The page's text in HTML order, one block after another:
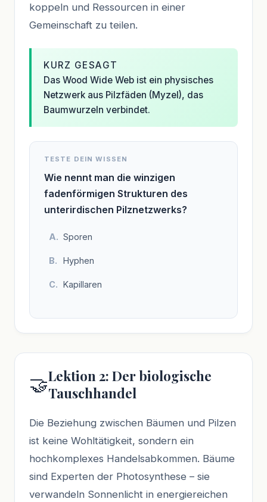
koppeln und Ressourcen in einer
Gemeinschaft zu teilen.
KURZ GESAGT
Das Wood Wide Web ist ein physisches
Netzwerk aus Pilzfäden (Myzel), das
Baumwurzeln verbindet.
TESTE DEIN WISSEN
Wie nennt man die winzigen
fadenförmigen Strukturen des
unterirdischen Pilznetzwerks?
Sporen
Hyphen
Kapillaren
🤝Lektion 2: Der biologische
Tauschhandel
Die Beziehung zwischen Bäumen und Pilzen
ist keine Wohltätigkeit, sondern ein
hochkomplexes Handelsabkommen. Bäume
sind Experten der Photosynthese – sie
verwandeln Sonnenlicht in energiereichen